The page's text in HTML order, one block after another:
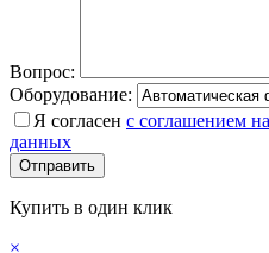
Вопрос:
Оборудование:
Я согласен с соглашением
данных
Купить в один клик
×